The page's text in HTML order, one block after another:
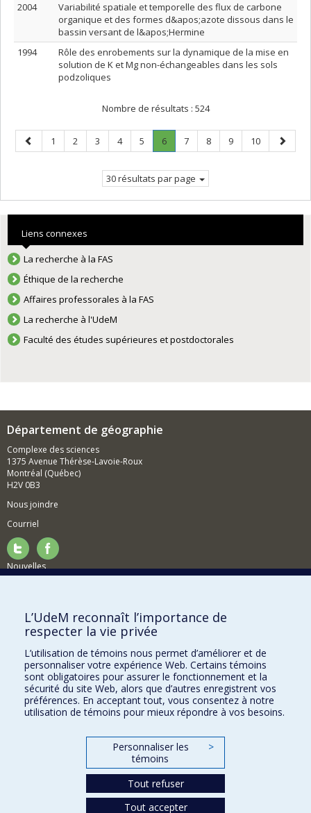
2004
Variabilité spatiale et temporelle des flux de carbone
organique et des formes d&apos;azote dissous dans le
bassin versant de l&apos;Hermine
1994
Rôle des enrobements sur la dynamique de la mise en
solution de K et Mg non-échangeables dans les sols
podzoliques
Nombre de résultats : 524
Page
précédente
Page
1 Page
2 Page
3 Page
4 Page
5 Page
6.
Page
Page
7 Page
8 Page
9 Page
10
Page
30 résultats par page
Liens connexes
La recherche à la FAS
Éthique de la recherche
Affaires professorales à la FAS
La recherche à l'UdeM
Faculté des études supérieures et postdoctorales
Département de géographie
Complexe des sciences
1375 Avenue Thérèse-Lavoie-Roux
Montréal (Québec)
H2V 0B3
Nous joindre
Courriel
Nouvelles
Comment soutenir le Département?
BESOIN D'AIDE?
Plan du site
Signaler une erreur
Accessibilité
FACULTÉ DES ARTS ET DES SCIENCES
Nos départements et écoles
L’UdeM reconnaît l’importance de
respecter la vie privée
L’utilisation de témoins nous permet d’améliorer et de
personnaliser votre expérience Web. Certains témoins
sont obligatoires pour assurer le fonctionnement et la
sécurité du site Web, alors que d’autres enregistrent vos
préférences. En acceptant tout, vous consentez à notre
utilisation de témoins pour mieux répondre à vos besoins.
Personnaliser les
témoins
>
Tout refuser
Tout accepter